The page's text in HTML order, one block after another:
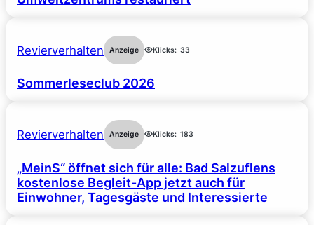
Revierverhalten Anzeige Klicks: 33
Sommerleseclub 2026
Revierverhalten Anzeige Klicks: 183
„MeinS“ öffnet sich für alle: Bad Salzuflens
kostenlose Begleit-App jetzt auch für
Einwohner, Tagesgäste und Interessierte